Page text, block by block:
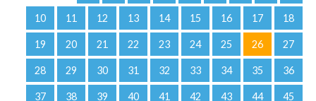
10 11 12 13 14 15 16 17 18
19 20 21 22 23 24 25 26 27
28 29 30 31 32 33 34 35 36
37 38 39 40 41 42 43 44 45